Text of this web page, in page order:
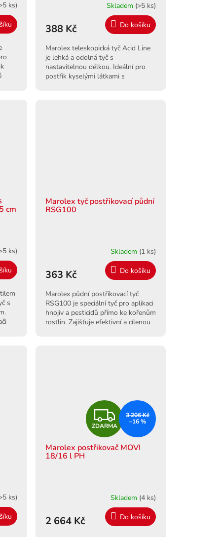
ks) Skladem (>5 ks)
388 Kč Do košíku
Marolex teleskopická tyč Acid Line
je lehká a odolná tyč s
nastavitelnou délkou. Ideální pro
postřik kyselými látkami s
cm
ks)
s
Marolex tyč postřikovací půdní
RSG100
Skladem (1 ks)
363 Kč Do košíku
Marolex půdní postřikovací tyč
RSG100 je speciální tyč pro aplikaci
hnojiv a pesticidů přímo ke kořenům
rostlin. Zajišťuje efektivní a cílenou
ks)
Z
D
A
M
A
ZDARMA
3 206 Kč
–16 %
Marolex postřikovač MOVI
18/16 l PH
Skladem (4 ks)
2 664 Kč Do košíku